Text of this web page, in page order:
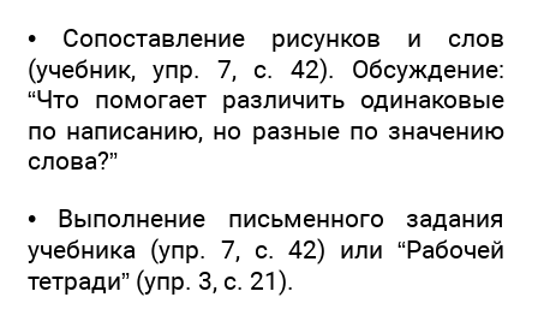
• Сопоставление рисунков и слов
(учебник, упр. 7, с. 42). Обсуждение:
“Что помогает различить одинаковые
по написанию, но разные по значению
слова?”
• Выполнение письменного задания
учебника (упр. 7, с. 42) или “Рабочей
тетради” (упр. 3, с. 21).